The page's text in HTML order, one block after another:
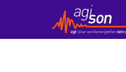
Contact